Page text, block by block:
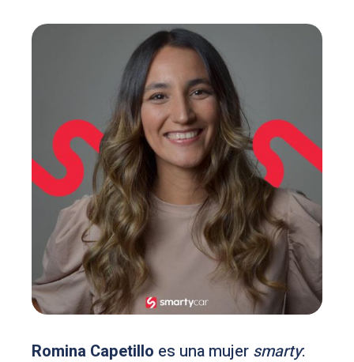
Romina Capetillo es una mujer smarty: